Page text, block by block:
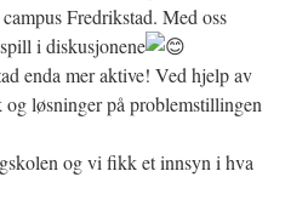
Fredrikstad. Med oss
i diskusjonene
enda mer aktive! Ved hjelp av
løsninger på problemstillingen
og vi fikk et innsyn i hva